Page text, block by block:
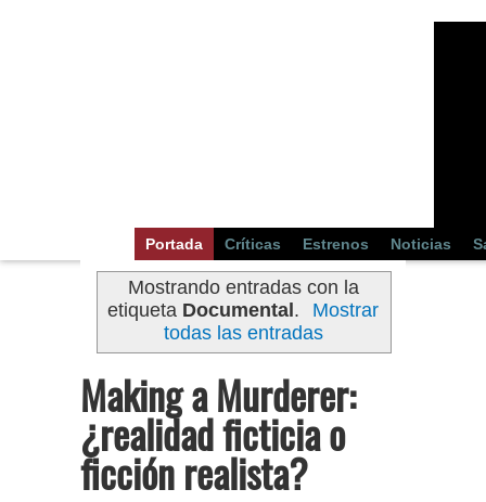
Portada Críticas Estrenos Noticias
Mostrando entradas con la
etiqueta Documental .
Mostrar
todas las entradas
Making a Murderer:
¿realidad ficticia o
ficción realista?